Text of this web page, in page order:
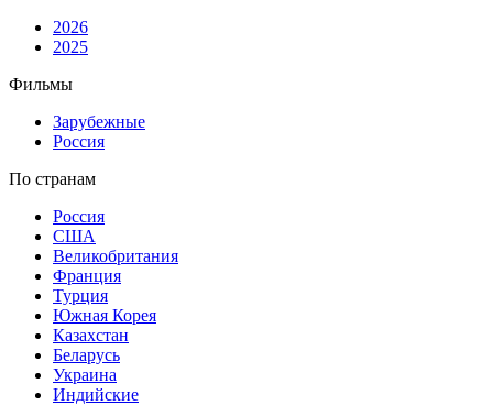
2026
2025
Фильмы
Зарубежные
Россия
По странам
Россия
США
Великобритания
Франция
Турция
Южная Корея
Казахстан
Беларусь
Украина
Индийские